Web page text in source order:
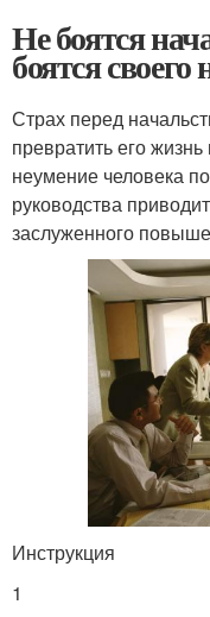
Не боятся
боятся
Страх перед
превратить его
неумение человека
руководства
заслуженного
Инструкция
1